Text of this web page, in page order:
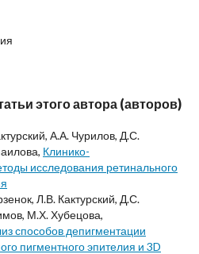
этого автора (авторов)
А.А. Чурилов, Д.С.
Клинико-
исследования ретинального
Л.В. Кактурский, Д.С.
М.Х. Хубецова,
способов депигментации
пигментного эпителия и 3D